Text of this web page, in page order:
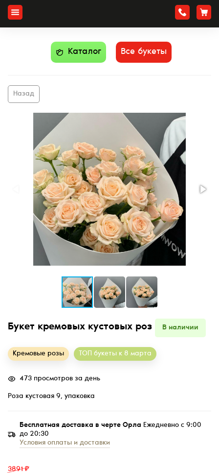
Каталог Все букеты
Назад
Букет кремовых кустовых роз В наличии
Кремовые розы ТОП букеты к 8 марта
473 просмотров за день
Роза кустовая 9, упаковка
Бесплатная доставка в черте Орла Ежедневно с 9:00
до 20:30
Условия оплаты и доставки
3891 ₽